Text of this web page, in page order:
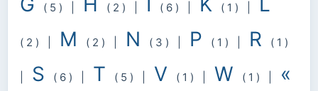
(5) (2) (6) (1)
(2) M (2) N (3) P (1) R (1)
S (6) T (5) V (1) W (1) «